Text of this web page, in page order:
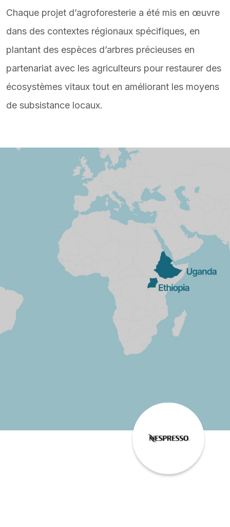
Chaque projet d’agroforesterie a été mis en œuvre
dans des contextes régionaux spécifiques, en
plantant des espèces d’arbres précieuses en
partenariat avec les agriculteurs pour restaurer des
écosystèmes vitaux tout en améliorant les moyens
de subsistance locaux.